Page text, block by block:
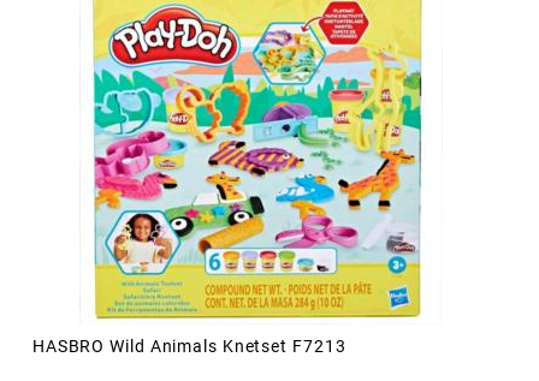
HASBRO Wild Animals Knetset F7213